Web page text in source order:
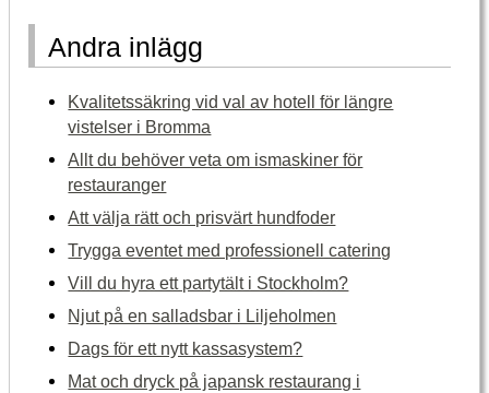
Andra inlägg
Kvalitetssäkring vid val av hotell för längre
vistelser i Bromma
Allt du behöver veta om ismaskiner för
restauranger
Att välja rätt och prisvärt hundfoder
Trygga eventet med professionell catering
Vill du hyra ett partytält i Stockholm?
Njut på en salladsbar i Liljeholmen
Dags för ett nytt kassasystem?
Mat och dryck på japansk restaurang i